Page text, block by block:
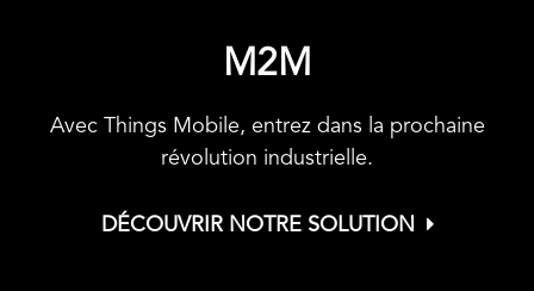
M2M
Avec Things Mobile, entrez dans la prochaine
révolution industrielle.
DÉCOUVRIR NOTRE SOLUTION